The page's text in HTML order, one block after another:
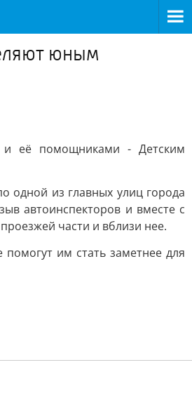
юным
и её помощниками - Детским
одной из главных улиц города
автоинспекторов и вместе с
части и вблизи нее.
им стать заметнее для